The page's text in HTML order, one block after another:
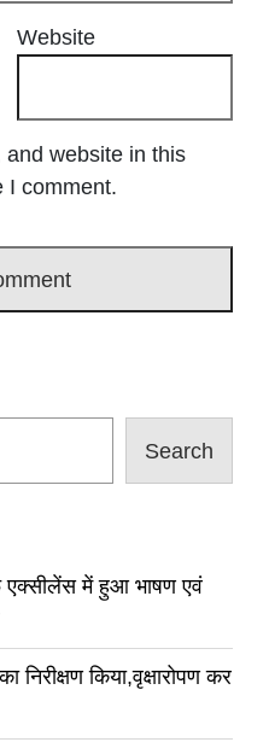
Website
website in this
I comment.
Search
एक्सीलेंस में हुआ भाषण एवं
निरीक्षण किया,वृक्षारोपण कर